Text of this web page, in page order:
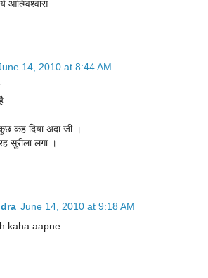
आत्म्विश्वास
14, 2010 at 8:44 AM
कह दिया अदा जी ।
सुरीला लगा ।
June 14, 2010 at 9:18 AM
kaha aapne